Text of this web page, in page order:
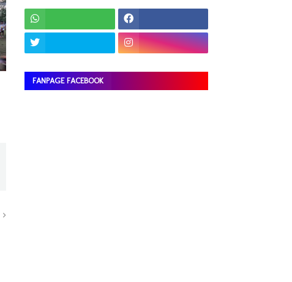
FANPAGE FACEBOOK